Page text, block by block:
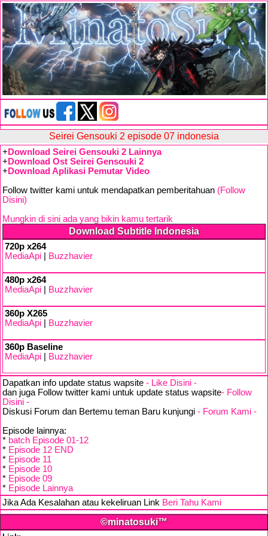
Seirei Gensouki 2 episode 07 indonesia
+ Download Seirei Gensouki 2 Lainnya
+ Download Ost Seirei Gensouki 2
+ Download Aplikasi Pemutar Video
Follow twitter kami untuk mendapatkan pemberitahuan (Follow
Disini)
Mungkin di sini ada yang bikin kamu tertarik
Download Subtitle Indonesia
720p x264
MediaApi
Buzzhavier
480p x264
MediaApi
Buzzhavier
360p X265
MediaApi
Buzzhavier
360p Baseline
MediaApi
Buzzhavier
Dapatkan info update status wapsite - Like Disini -
dan juga Follow twitter kami untuk update status wapsite- Follow
Disini -
Diskusi Forum dan Bertemu teman Baru kunjungi - Forum Kami -
Episode lainnya:
* batch Episode 01-12
* Episode 12 END
* Episode 11
* Episode 10
* Episode 09
* Episode Lainnya
Jika Ada Kesalahan atau kekeliruan Link Beri Tahu Kami
©minatosuki™